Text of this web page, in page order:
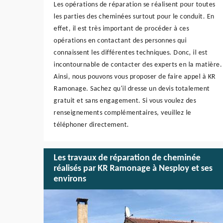
Les opérations de réparation se réalisent pour toutes
les parties des cheminées surtout pour le conduit. En
effet, il est très important de procéder à ces
opérations en contactant des personnes qui
connaissent les différentes techniques. Donc, il est
incontournable de contacter des experts en la matière.
Ainsi, nous pouvons vous proposer de faire appel à KR
Ramonage. Sachez qu'il dresse un devis totalement
gratuit et sans engagement. Si vous voulez des
renseignements complémentaires, veuillez le
téléphoner directement.
Les travaux de réparation de cheminée
réalisés par KR Ramonage à Nesploy et ses
environs